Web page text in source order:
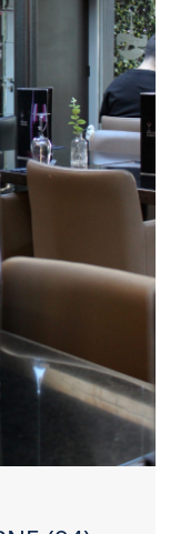
chaleureux
Pour recevoir des
peut être
des clients
d’un Restaurant Val
La régularité
Val de Marne.
concret d’un
d’un Restaurant
différentes.
d’un
conditions. Le
pour un
de Marne peut
La qualité
aussi par
d’hygiène
Val de
adresse
Restaurant Val
équipe investie
Val de